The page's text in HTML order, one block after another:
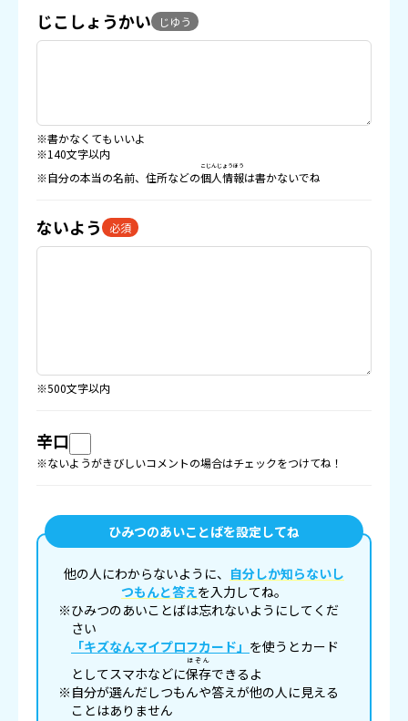
じこしょうかい じゆう
※書かなくてもいいよ
※140文字以内
※自分の本当の名前、住所などの個人情報
こじんじょうほう
は書かないでね
ないよう 必須
※500文字以内
辛口
※ないようがきびしいコメントの場合はチェックをつけてね！
ひみつのあいことばを設定してね
他の人にわからないように、 自分しか知らないし
つもんと答えを入力してね。
※ひみつのあいことばは忘れないようにしてくだ
さい
「キズなんマイプロフカード」 を使うとカード
としてスマホなどに保存
ほぞん
できるよ
※自分が選んだしつもんや答えが他の人に見える
ことはありません